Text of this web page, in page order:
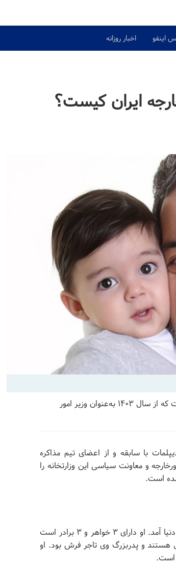
اینفو اخبار روزانه
ایران کیست؟
پارس تودی- «سیدعباس عراقچی» دیپلمات و سیاستمدار ایرانی است که از سال ۱۴۰۳ به‌عنوان وزیر امور
با سابقه و از اعضای تیم مذاکره
وزارت امورخارجه و معاونت سیاسی این وزارتخانه را
است.
عبّاس عراقچی در ۵ دسامبر ۱۹۶۲ در یک خانواده سنتی در تهران به دنیا آمد. او دارای ۳ خواهر و ۳ برادر است
هستند و پدربزرگ وی تاجر فرش بود. او